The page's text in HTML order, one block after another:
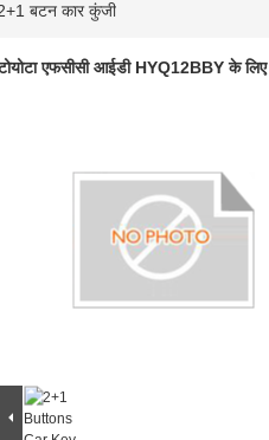
बटन कार कुंजी
एफसीसी आईडी HYQ12BBY के